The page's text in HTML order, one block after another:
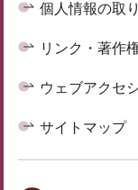
個人情報の取
リンク・著作
ウェブアクセ
サイトマップ